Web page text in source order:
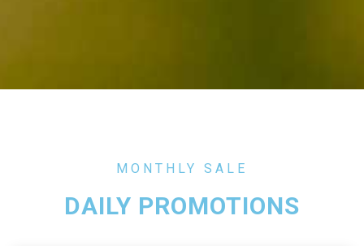
MONTHLY SALE
DAILY PROMOTIONS